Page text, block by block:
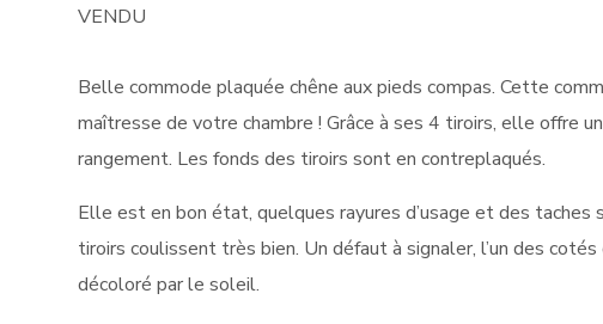
VENDU
Belle commode plaquée chêne aux pieds compas. Cette
maîtresse de votre chambre ! Grâce à ses 4 tiroirs, elle offre
rangement. Les fonds des tiroirs sont en contreplaqués.
Elle est en bon état, quelques rayures d’usage et des taches
tiroirs coulissent très bien. Un défaut à signaler, l’un des
décoloré par le soleil.